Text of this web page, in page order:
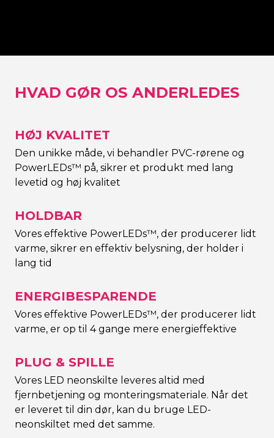
HVAD GØR OS ANDERLEDES
HØJ KVALITET
Den unikke måde, vi behandler PVC-rørene og
PowerLEDs™ på, sikrer et produkt med lang
levetid og høj kvalitet
HOLDBAR
Vores effektive PowerLEDs™, der producerer lidt
varme, sikrer en effektiv belysning, der holder i
lang tid
ENERGIBESPARENDE
Vores effektive PowerLEDs™, der producerer lidt
varme, er op til 4 gange mere energieffektive
PLUG & SPILLE
Vores LED neonskilte leveres altid med
fjernbetjening og monteringsmateriale. Når det
er leveret til din dør, kan du bruge LED-
neonskiltet med det samme.